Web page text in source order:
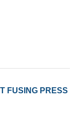
FUSING PRESS